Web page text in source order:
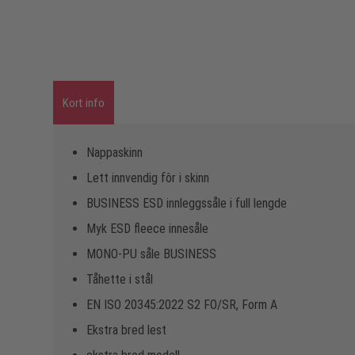
Kort info
Nappaskinn
Lett innvendig fôr i skinn
BUSINESS ESD innleggssåle i full lengde
Myk ESD fleece innesåle
MONO-PU såle BUSINESS
Tåhette i stål
EN ISO 20345:2022 S2 FO/SR, Form A
Ekstra bred lest